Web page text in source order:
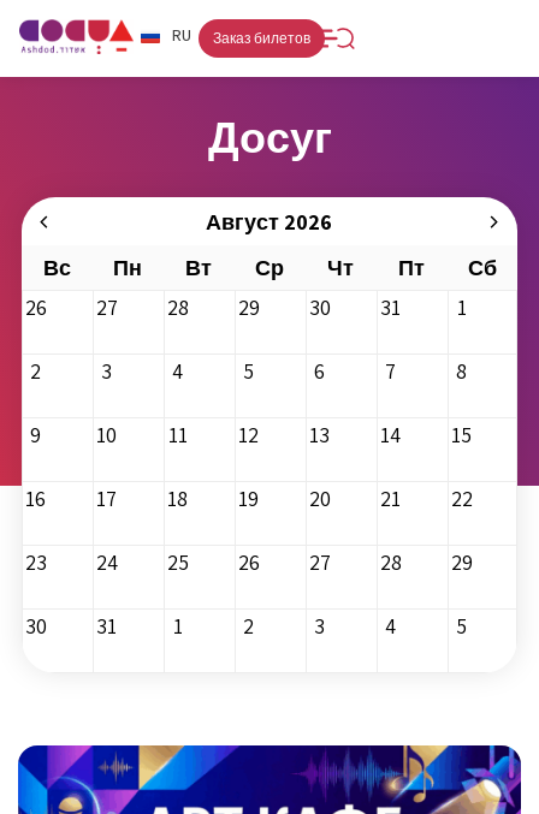
RU
HE
Заказ билетов
Досуг
Август 2026
Вс
Пн Вт Ср Чт Пт
Сб
26
27 28 29 30 31 1
2 3 4 5 6 7 8
9 10 11 12 13 14 15
16 17 18 19 20 21 22
23 24 25 26 27 28 29
30 31 1 2 3 4 5